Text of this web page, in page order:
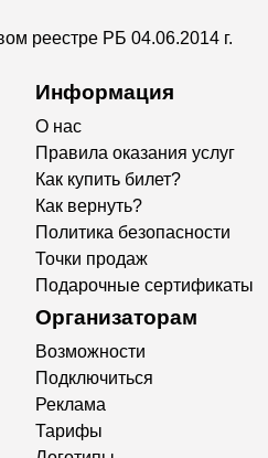
реестре РБ 04.06.2014 г.
Информация
О нас
Правила оказания услуг
Как купить билет?
Как вернуть?
Политика безопасности
Точки продаж
Подарочные сертификаты
Организаторам
Возможности
Подключиться
Реклама
Тарифы